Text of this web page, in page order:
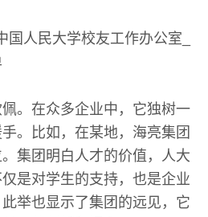
。在众多企业中，它独树一
。比如，在某地，海亮集团
集团明白人才的价值，人大
是对学生的支持，也是企业
举也显示了集团的远见，它